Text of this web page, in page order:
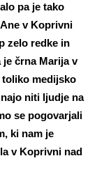
pa je tako
v Koprivni
zelo redke in
je črna Marija v
medijsko
niti ljudje na
se pogovarjali
ki nam je
v Koprivni nad